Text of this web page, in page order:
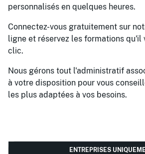
personnalisés en quelques heures.
Connectez-vous gratuitement sur
ligne et réservez les formations qu'il
clic.
Nous gérons tout l'administratif
à votre disposition pour vous
les plus adaptées à vos besoins.
ENTREPRISES